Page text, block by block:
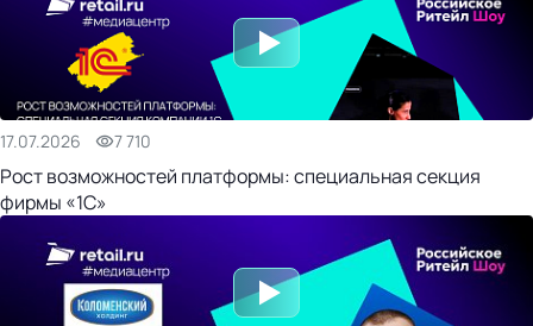
17.07.2026 7 710
Рост возможностей платформы: специальная секция
фирмы «1С»